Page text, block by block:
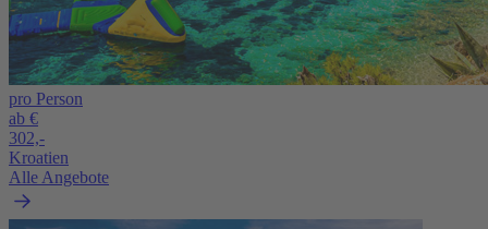
pro Person
ab €
302,-
Kroatien
Alle Angebote